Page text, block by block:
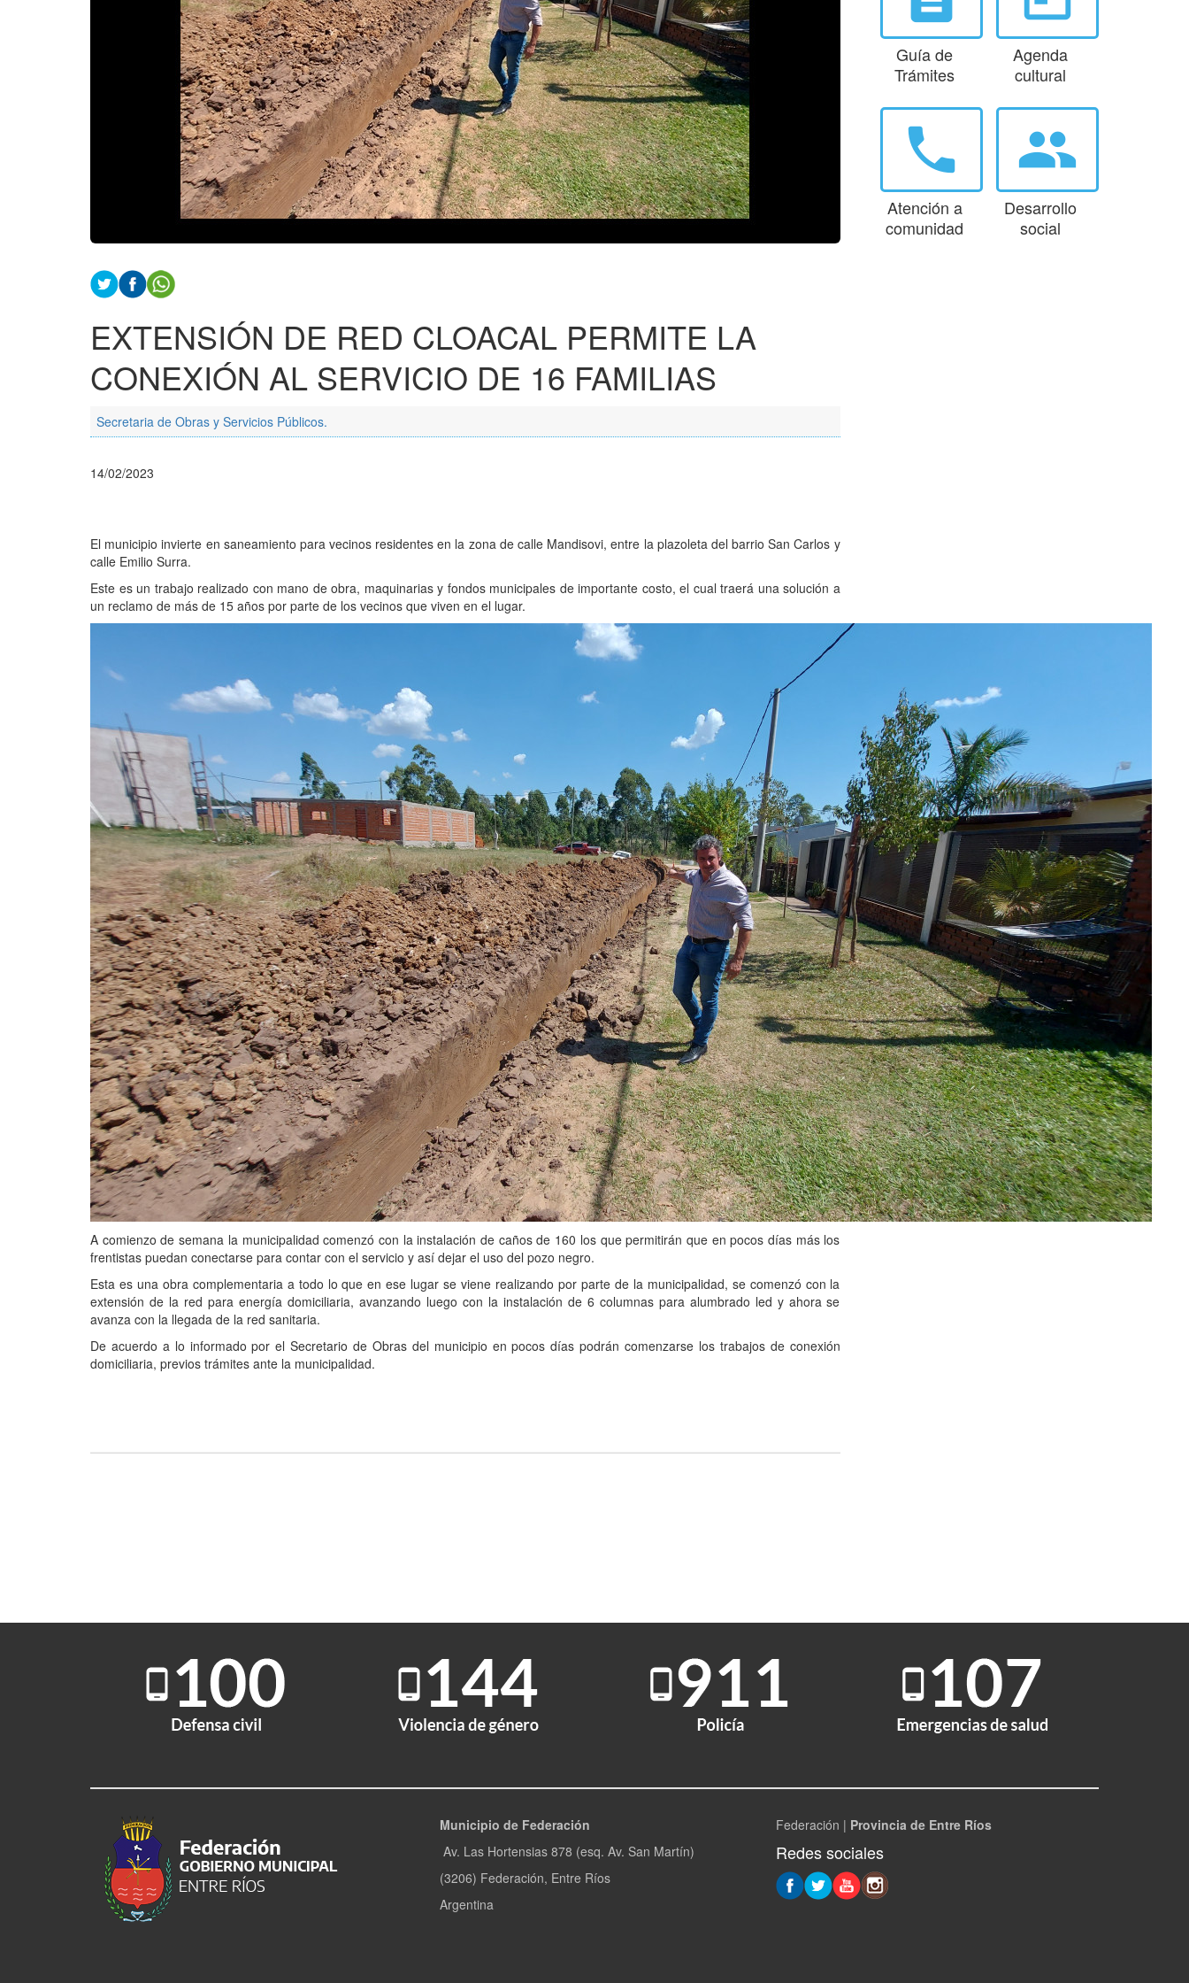
EXTENSIÓN DE RED CLOACAL PERMITE LA
CONEXIÓN AL SERVICIO DE 16 FAMILIAS
Secretaria de Obras y Servicios Públicos.
14/02/2023
El municipio invierte en saneamiento para vecinos residentes en la zona de calle Mandisovi, entre la plazoleta del barrio San Carlos y
calle Emilio Surra.
Este es un trabajo realizado con mano de obra, maquinarias y fondos municipales de importante costo, el cual traerá una solución a
un reclamo de más de 15 años por parte de los vecinos que viven en el lugar.
A comienzo de semana la municipalidad comenzó con la instalación de caños de 160 los que permitirán que en pocos días más los
frentistas puedan conectarse para contar con el servicio y así dejar el uso del pozo negro.
Esta es una obra complementaria a todo lo que en ese lugar se viene realizando por parte de la municipalidad, se comenzó con la
extensión de la red para energía domiciliaria, avanzando luego con la instalación de 6 columnas para alumbrado led y ahora se
avanza con la llegada de la red sanitaria.
De acuerdo a lo informado por el Secretario de Obras del municipio en pocos días podrán comenzarse los trabajos de conexión
domiciliaria, previos trámites ante la municipalidad.
Guía de
Trámites
Agenda
cultural
phone
Atención a
comunidad
group
Desarrollo
social
Municipio de Federación
Av. Las Hortensias 878 (esq. Av. San Martín)
(3206) Federación, Entre Ríos
Argentina
Federación | Provincia de Entre Ríos
Redes sociales